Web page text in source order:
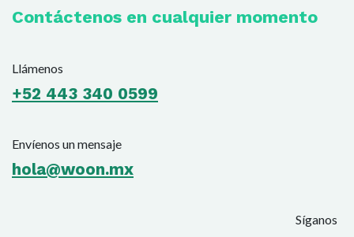
Contáctenos en cualquier momento
Llámenos
+52 443 340 0599
Envíenos un mensaje
hola@woon.mx
Síganos